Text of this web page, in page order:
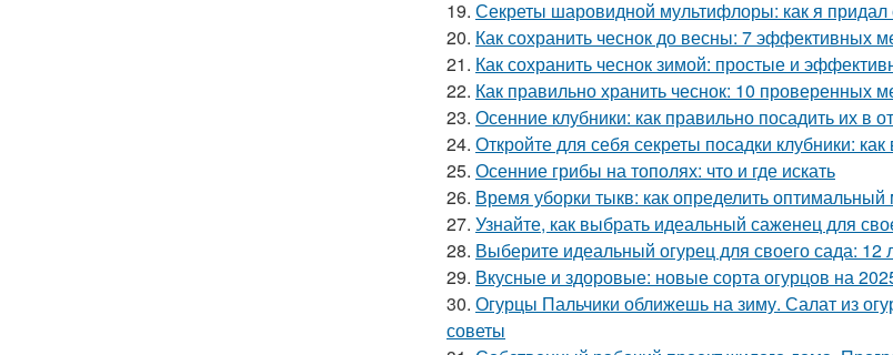
19. Секреты шаровидной мультифлоры: как я
20. Как сохранить чеснок до весны: 7 эффективных
21. Как сохранить чеснок зимой: простые и
22. Как правильно хранить чеснок: 10 проверенных
23. Осенние клубники: как правильно посадить их в
24. Откройте для себя секреты посадки клубники:
25. Осенние грибы на тополях: что и где искать
26. Время уборки тыкв: как определить
27. Узнайте, как выбрать идеальный саженец для
28. Выберите идеальный огурец для своего сада: 12
29. Вкусные и здоровые: новые сорта огурцов на
30. Огурцы Пальчики оближешь на зиму. Салат из
советы